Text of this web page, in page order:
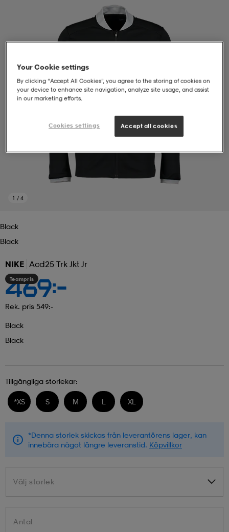
1 / 4
Black
Black
NIKE Acd25 Trk Jkt Jr
Teampris
469:-
Rek. pris 549:-
Black
Black
Tillgängliga storlekar:
*XS S M L XL
*Denna storlek skickas från leverantörens lager, kan
innebära något längre leveranstid. Köpvillkor
Välj storlek
Välj storlek
Antal
Your Cookie settings
By clicking “Accept All Cookies”, you agree to the storing of cookies on
your device to enhance site navigation, analyze site usage, and assist
in our marketing efforts.
Cookies settings Accept all cookies